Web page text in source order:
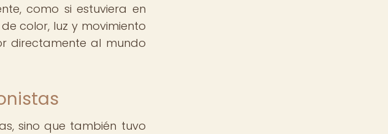
como si estuviera en
color, luz y movimiento
directamente al mundo
sino que también tuvo